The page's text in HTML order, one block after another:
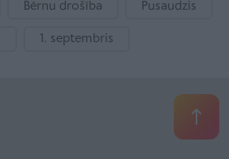
Bērnu drošība Pusaudzis
1. septembris